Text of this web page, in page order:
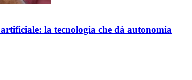
la tecnologia che dà autonomia